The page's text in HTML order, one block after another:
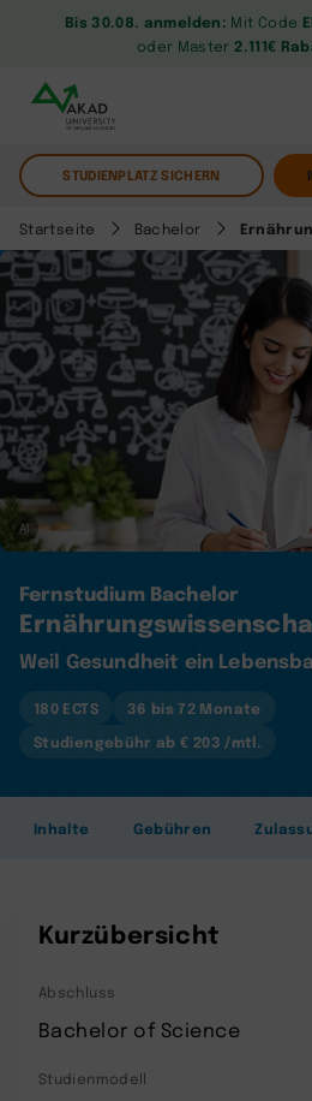
Bis 30.08. anmelden: Mit Code
oder Master2.111€
STUDIENPLATZ SICHERN
Startseite Bachelor
AI
Fernstudium Bachelor
Weil Gesundheit ein
180 ECTS
36 bis 72 Monate
Studiengebühr ab € 203 /mtl.
Inhalte Gebühren
Kurzübersicht
Abschluss
Bachelor of Science
Studienmodell